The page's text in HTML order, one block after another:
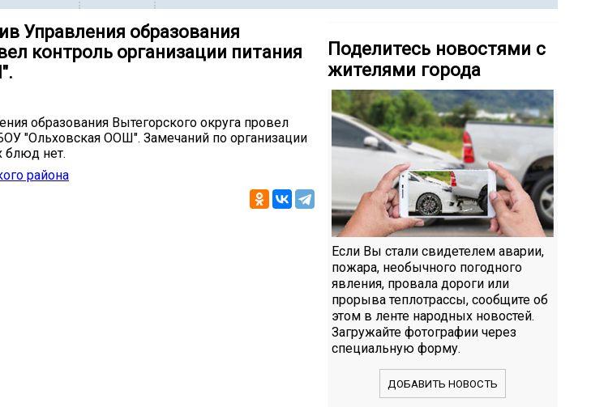
Управления образования
контроль организации питания
образования Вытегорского округа провел
"Ольховская ООШ". Замечаний по организации
блюд нет.
района
Поделитесь новостями с
жителями города
Если Вы стали свидетелем аварии,
пожара, необычного погодного
явления, провала дороги или
прорыва теплотрассы, сообщите об
этом в ленте народных новостей.
Загружайте фотографии через
специальную форму.
ДОБАВИТЬ НОВОСТЬ